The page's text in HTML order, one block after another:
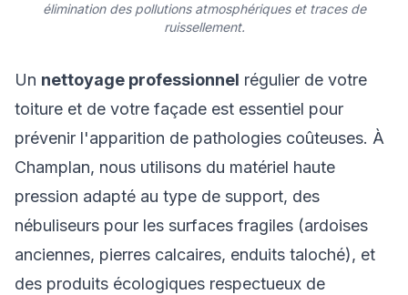
élimination des pollutions atmosphériques et traces de
ruissellement.
Un nettoyage professionnel régulier de votre
toiture et de votre façade est essentiel pour
prévenir l'apparition de pathologies coûteuses. À
Champlan, nous utilisons du matériel haute
pression adapté au type de support, des
nébuliseurs pour les surfaces fragiles (ardoises
anciennes, pierres calcaires, enduits taloché), et
des produits écologiques respectueux de